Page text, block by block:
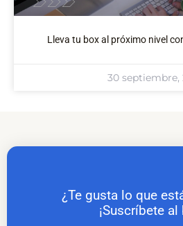
Lleva tu box al próximo nivel
30 septiembre,
¿Te gusta lo que
¡Suscríbete